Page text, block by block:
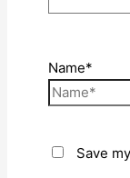
Name*
Save